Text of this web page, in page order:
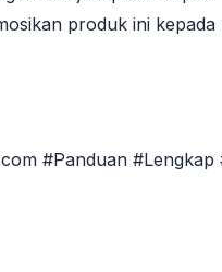
produk ini
#Panduan